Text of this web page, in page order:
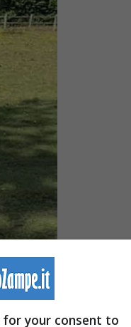
your consent to